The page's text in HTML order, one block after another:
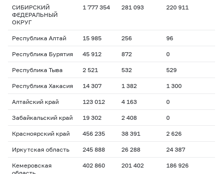
СИБИРСКИЙ
ФЕДЕРАЛЬНЫЙ
ОКРУГ
1 777 354 281 093 220 911
Республика Алтай 15 985 256 96
Республика Бурятия 45 912 872 0
Республика Тыва 2 521 532 529
Республика Хакасия 14 307 1 382 1 300
Алтайский край 123 012 4 163 0
Забайкальский край 19 302 2 408 0
Красноярский край 456 235 38 391 2 626
Иркутская область 245 888 26 288 24 387
Кемеровская
402 860 201 402 186 926